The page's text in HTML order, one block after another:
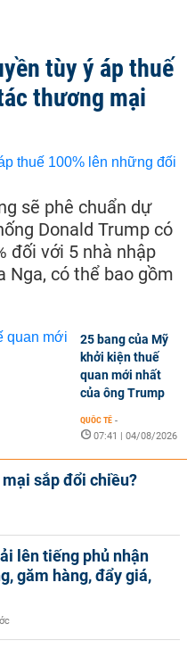
tùy ý áp thuế
thương mại
sẽ phê chuẩn dự
Donald Trump có
đối với 5 nhà nhập
Nga, có thể bao gồm
25 bang của Mỹ
khởi kiện thuế
quan mới nhất
của ông Trump
QUỐC TẾ -
07:41 | 04/08/2026
sắp đổi chiều?
lên tiếng phủ nhận
găm hàng, đẩy giá,